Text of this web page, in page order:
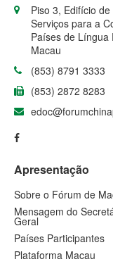
Piso 3, Edifício
Serviços para a
Países de Língua
Macau
(853) 8791 3333
(853) 2872 8283
Apresentação
Sobre o Fórum de
Mensagem do
Geral
Países Participantes
Plataforma Macau